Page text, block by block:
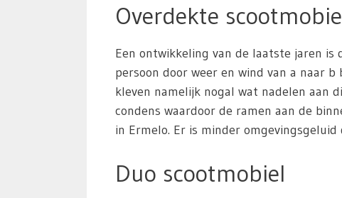
Overdekte
Een ontwikkeling van de laatste jaren is
persoon door weer en wind van a naar
kleven namelijk nogal wat nadelen aan
condens waardoor de ramen aan de
in Ermelo. Er is minder
Duo scootmobiel